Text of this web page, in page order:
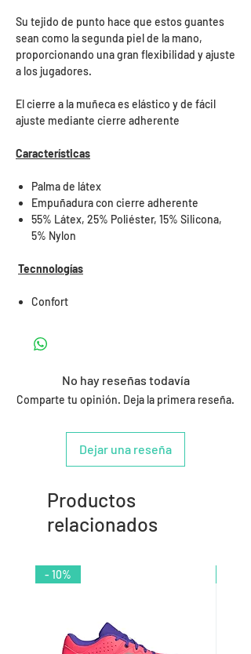
Su tejido de punto hace que estos guantes
sean como la segunda piel de la mano,
proporcionando una gran flexibilidad y ajuste
a los jugadores.
El cierre a la muñeca es elástico y de fácil
ajuste mediante cierre adherente
Características
Palma de látex
Empuñadura con cierre adherente
55% Látex, 25% Poliéster, 15% Silicona,
5% Nylon
Tecnnologías
Confort
No hay reseñas todavía
Comparte tu opinión. Deja la primera reseña.
Dejar una reseña
Productos
relacionados
- 10%